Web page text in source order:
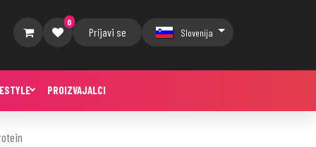
0
Prijavi se Slovenija
PROIZVAJALCI